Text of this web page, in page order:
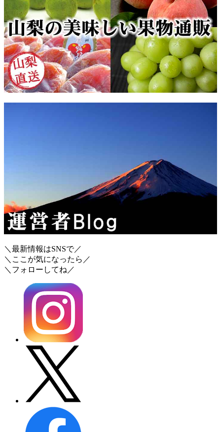
＼最新情報はSNSで／
＼ここが気になったら／
＼フォローしてね／